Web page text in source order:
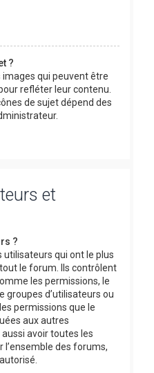
?
images qui peuvent être
refléter leur contenu.
de sujet dépend des
et
?
utilisateurs qui ont le plus
le forum. Ils contrôlent
les permissions, le
groupes d’utilisateurs ou
permissions que le
aux autres
avoir toutes les
des forums,